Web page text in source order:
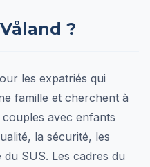
?
les expatriés qui
famille et cherchent à
couples avec enfants
la sécurité, les
SUS. Les cadres du